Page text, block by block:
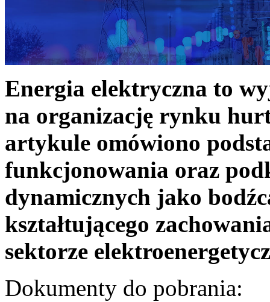
Energia elektryczna to
na organizację rynku
artykule omówiono
funkcjonowania oraz
dynamicznych jako
kształtującego
sektorze
Dokumenty do pobrania: